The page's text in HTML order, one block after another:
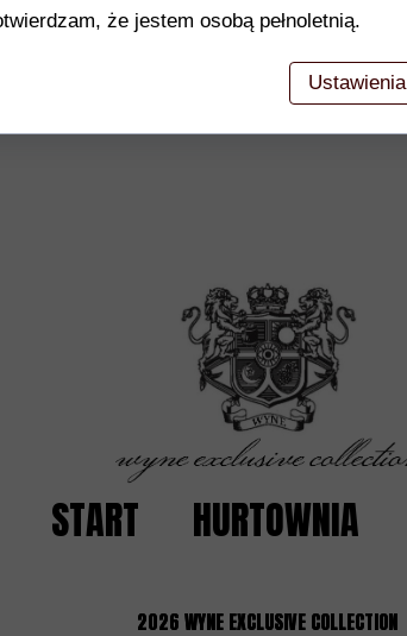
START HURTOWNIA
2026 WYNE EXCLUSIVE COLLECTION
że jestem osobą pełnoletnią.
Ustawienia